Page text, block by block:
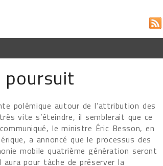
poursuit
polémique autour de l’attribution des
vite s’éteindre, il semblerait que ce
le ministre Éric Besson, en
a annoncé que le processus des
mobile quatrième génération seront
pour tâche de préserver la